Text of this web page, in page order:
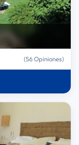
(56 Opiniones)